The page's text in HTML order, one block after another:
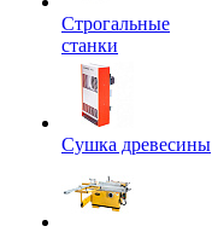
Строгальные
станки
Сушка древесины